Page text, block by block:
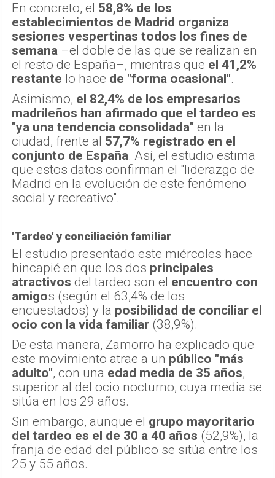
En concreto, el 58,8% de los
establecimientos de Madrid organiza
sesiones vespertinas todos los fines de
semana –el doble de las que se realizan en
el resto de España–, mientras que el 41,2%
restante lo hace de "forma ocasional".
Asimismo, el 82,4% de los empresarios
madrileños han afirmado que el tardeo es
"ya una tendencia consolidada" en la
ciudad, frente al 57,7% registrado en el
conjunto de España. Así, el estudio estima
que estos datos confirman el "liderazgo de
Madrid en la evolución de este fenómeno
social y recreativo".
'Tardeo' y conciliación familiar
El estudio presentado este miércoles hace
hincapié en que los dos principales
atractivos del tardeo son el encuentro con
amigos (según el 63,4% de los
encuestados) y la posibilidad de conciliar el
ocio con la vida familiar (38,9%).
De esta manera, Zamorro ha explicado que
este movimiento atrae a un público "más
adulto", con una edad media de 35 años,
superior al del ocio nocturno, cuya media se
sitúa en los 29 años.
Sin embargo, aunque el grupo mayoritario
del tardeo es el de 30 a 40 años (52,9%), la
franja de edad del público se sitúa entre los
25 y 55 años.